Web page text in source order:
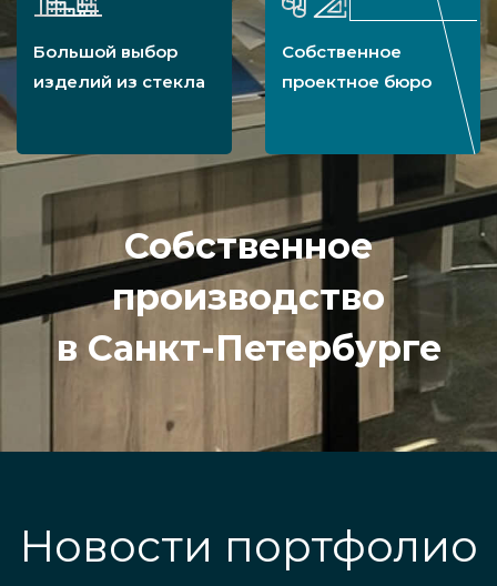
Большой выбор
изделий из стекла
Собственное
проектное бюро
Собственное
производство
в Санкт-Петербурге
Новости портфолио